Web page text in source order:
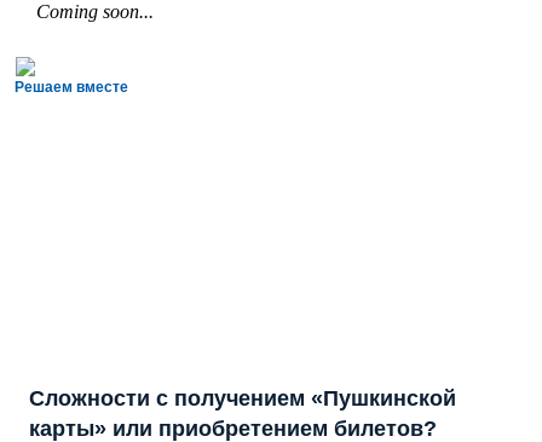
Coming soon...
Решаем вместе
Сложности с получением «Пушкинской
карты» или приобретением билетов?